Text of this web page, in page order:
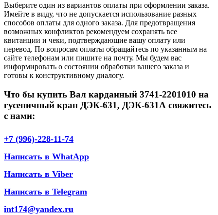
Выберите один из вариантов оплаты при оформлении заказа.
Имейте в виду, что не допускается использование разных
способов оплаты для одного заказа. Для предотвращения
возможных конфликтов рекомендуем сохранять все
квитанции и чеки, подтверждающие вашу оплату или
перевод. По вопросам оплаты обращайтесь по указанным на
сайте телефонам или пишите на почту. Мы будем вас
информировать о состоянии обработки вашего заказа и
готовы к конструктивному диалогу.
Что бы купить Вал карданный 3741-2201010 на
гусеничный кран ДЭК-631, ДЭК-631А свяжитесь
с нами:
+7 (996)-228-11-74
Написать в WhatApp
Написать в Viber
Написать в Telegram
int174@yandex.ru